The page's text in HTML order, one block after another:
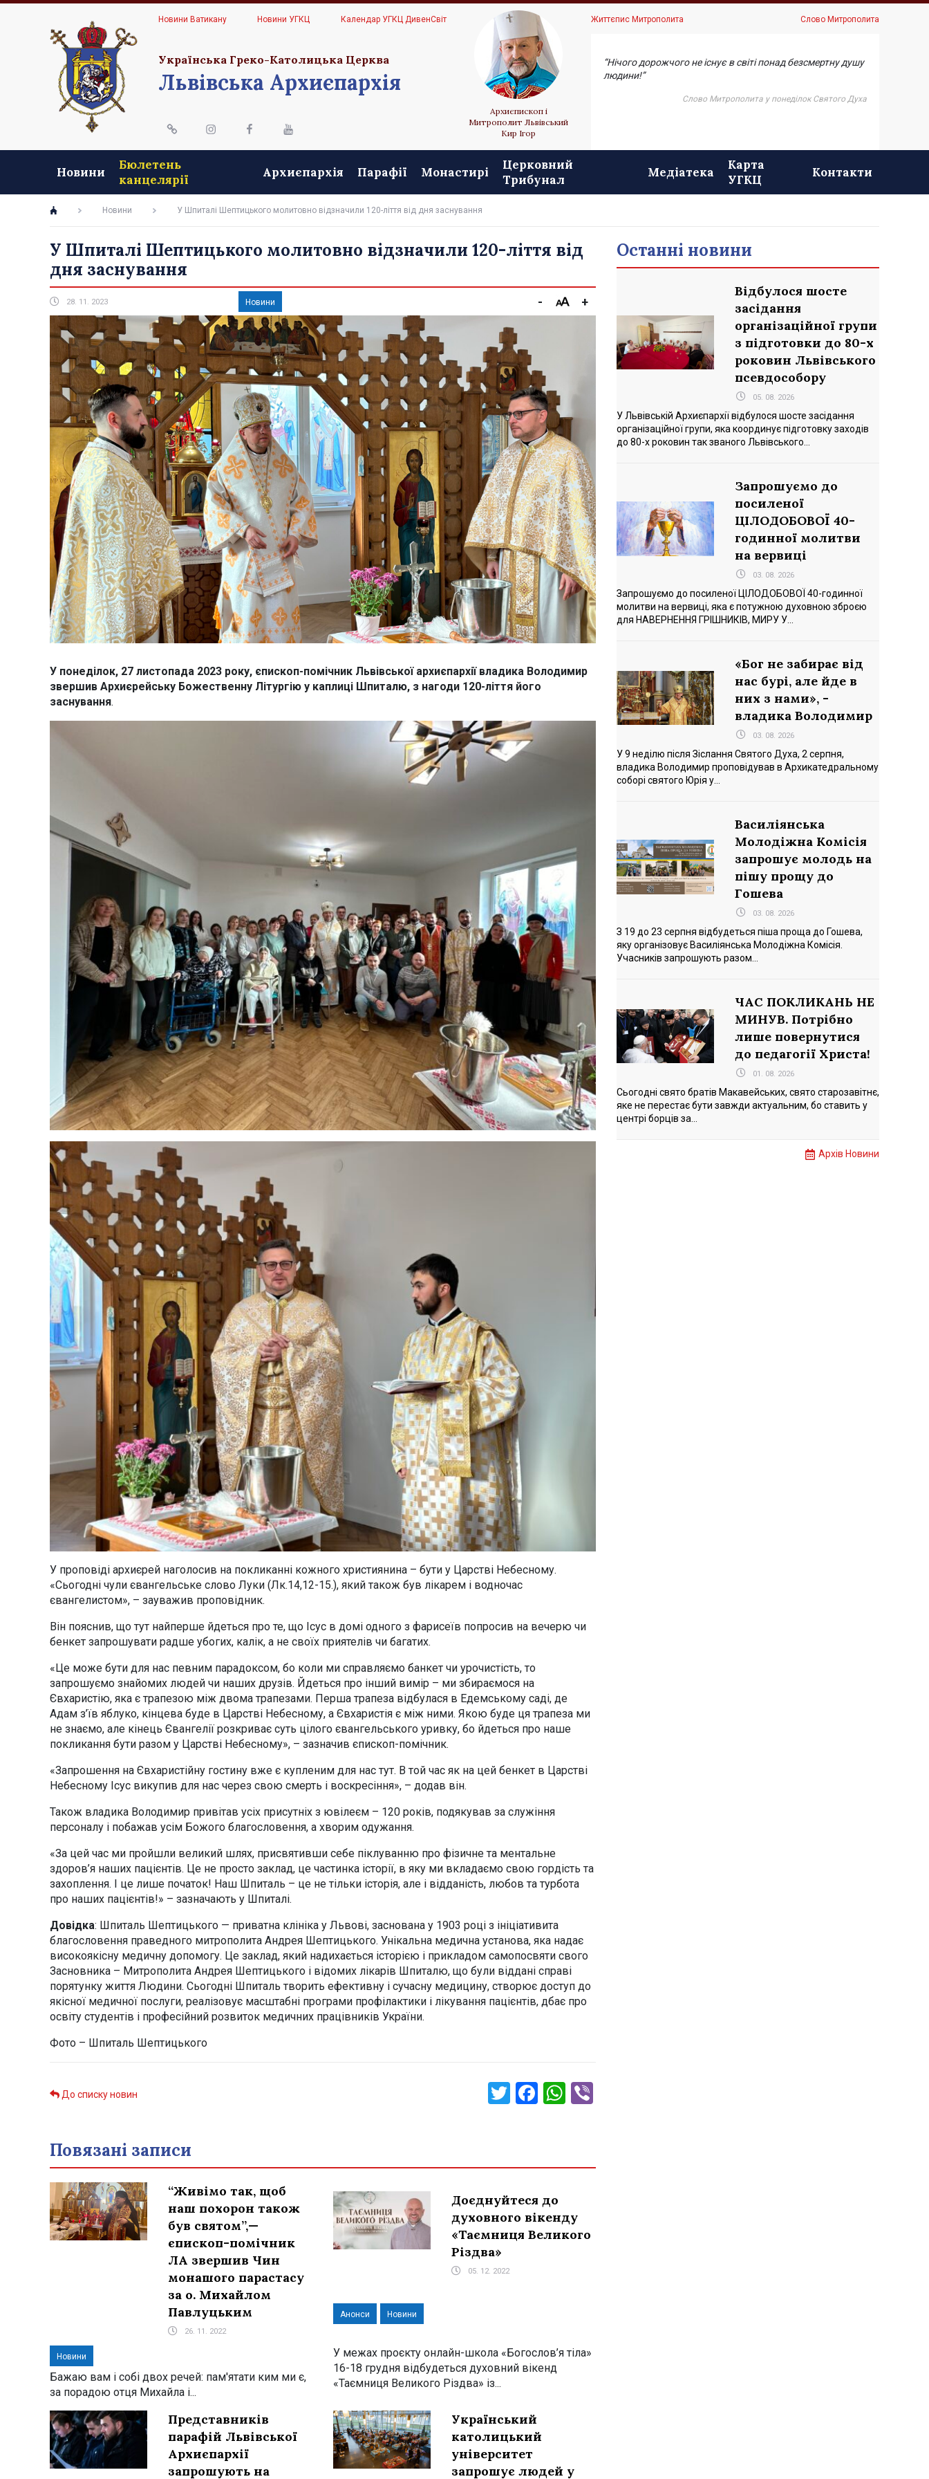
Новини Ватикану Новини УГКЦ Календар УГКЦ ДивенСвіт
Українська Греко-Католицька Церква
Львівська Архиєпархія
Архиєпископ і
Митрополит Львівський
Кир Ігор
Життєпис Митрополита Слово Митрополита
“Нічого дорожчого не існує в світі понад безсмертну душу
людини!”
Слово Митрополита у понеділок Святого Духа
Новини
Бюлетень
канцелярії
Архиєпархія Парафії Монастирі
Церковний
Трибунал
Медіатека
Карта
УГКЦ
Контакти
Новини У Шпиталі Шептицького молитовно відзначили 120-ліття від дня заснування
У Шпиталі Шептицького молитовно відзначили 120-ліття від
дня заснування
28. 11. 2023 Новини - +
У понеділок, 27 листопада 2023 року, єпископ-помічник Львівської архиєпархії владика Володимир
звершив Архиєрейську Божественну Літургію у каплиці Шпиталю, з нагоди 120-ліття його
заснування.
У проповіді архиєрей наголосив на покликанні кожного християнина – бути у Царстві Небесному.
«Сьогодні чули євангельське слово Луки (Лк.14,12-15.), який також був лікарем і водночас
євангелистом», – зауважив проповідник.
Він пояснив, що тут найперше йдеться про те, що Ісус в домі одного з фарисеїв попросив на вечерю чи
бенкет запрошувати радше убогих, калік, а не своїх приятелів чи багатих.
«Це може бути для нас певним парадоксом, бо коли ми справляємо банкет чи урочистість, то
запрошуємо знайомих людей чи наших друзів. Йдеться про інший вимір – ми збираємося на
Євхаристію, яка є трапезою між двома трапезами. Перша трапеза відбулася в Едемському саді, де
Адам з’їв яблуко, кінцева буде в Царстві Небесному, а Євхаристія є між ними. Якою буде ця трапеза ми
не знаємо, але кінець Євангелії розкриває суть цілого євангельського уривку, бо йдеться про наше
покликання бути разом у Царстві Небесному», – зазначив єпископ-помічник.
«Запрошення на Євхаристійну гостину вже є купленим для нас тут. В той час як на цей бенкет в Царстві
Небесному Ісус викупив для нас через свою смерть і воскресіння», – додав він.
Також владика Володимир привітав усіх присутніх з ювілеєм – 120 років, подякував за служіння
персоналу і побажав усім Божого благословення, а хворим одужання.
«За цей час ми пройшли великий шлях, присвятивши себе піклуванню про фізичне та ментальне
здоров’я наших пацієнтів. Це не просто заклад, це частинка історії, в яку ми вкладаємо свою гордість та
захоплення. І це лише початок! Наш Шпиталь – це не тільки історія, але і відданість, любов та турбота
про наших пацієнтів!» – зазначають у Шпиталі.
Довідка: Шпиталь Шептицького — приватна клініка у Львові, заснована у 1903 році з ініціативита
благословення праведного митрополита Андрея Шептицького. Унікальна медична установа, яка надає
високоякісну медичну допомогу. Це заклад, який надихається історією і прикладом самопосвяти свого
Засновника – Митрополита Андрея Шептицького і відомих лікарів Шпиталю, що були віддані справі
порятунку життя Людини. Сьогодні Шпиталь творить ефективну і сучасну медицину, створює доступ до
якісної медичної послуги, реалізовує масштабні програми профілактики і лікування пацієнтів, дбає про
освіту студентів і професійний розвиток медичних працівників України.
Фото – Шпиталь Шептицького
До списку новин Twitter
Facebook
WhatsApp
Viber
Повязані записи
“Живімо так, щоб
наш похорон також
був святом”,—
єпископ-помічник
ЛА звершив Чин
монашого парастасу
за о. Михайлом
Павлуцьким
26. 11. 2022
Новини
Бажаю вам і собі двох речей: пам'ятати ким ми є,
за порадою отця Михайла і...
Доєднуйтеся до
духовного вікенду
«Таємниця Великого
Різдва»
05. 12. 2022
Анонси Новини
У межах проєкту онлайн-школа «Богослов’я тіла»
16-18 грудня відбудеться духовний вікенд
«Таємниця Великого Різдва» із...
Представників
парафій Львівської
Архиєпархії
запрошують на
Український
католицький
університет
запрошує людей у
Останні новини
Відбулося шосте
засідання
організаційної групи
з підготовки до 80-х
роковин Львівського
псевдособору
05. 08. 2026
У Львівській Архиєпархії відбулося шосте засідання
організаційної групи, яка координує підготовку заходів
до 80-х роковин так званого Львівського...
Запрошуємо до
посиленої
ЦІЛОДОБОВОЇ 40-
годинної молитви
на вервиці
03. 08. 2026
Запрошуємо до посиленої ЦІЛОДОБОВОЇ 40-годинної
молитви на вервиці, яка є потужною духовною зброєю
для НАВЕРНЕННЯ ГРІШНИКІВ, МИРУ У...
«Бог не забирає від
нас бурі, але йде в
них з нами», -
владика Володимир
03. 08. 2026
У 9 неділю після Зіслання Святого Духа, 2 серпня,
владика Володимир проповідував в Архикатедральному
соборі святого Юрія у...
Василіянська
Молодіжна Комісія
запрошує молодь на
пішу прощу до
Гошева
03. 08. 2026
З 19 до 23 серпня відбудеться піша проща до Гошева,
яку організовує Василіянська Молодіжна Комісія.
Учасників запрошують разом...
ЧАС ПОКЛИКАНЬ НЕ
МИНУВ. Потрібно
лише повернутися
до педагогії Христа!
01. 08. 2026
Сьогодні свято братів Макавейських, свято старозавітнє,
яке не перестає бути завжди актуальним, бо ставить у
центрі борців за...
Архів Новини